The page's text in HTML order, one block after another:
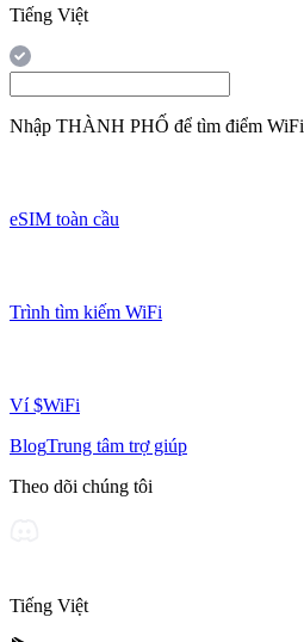
Tiếng Việt
Nhập THÀNH PHỐ để tìm điểm WiFi
eSIM toàn cầu
Trình tìm kiếm WiFi
Ví $WiFi
BlogTrung tâm trợ giúp
Theo dõi chúng tôi
Tiếng Việt